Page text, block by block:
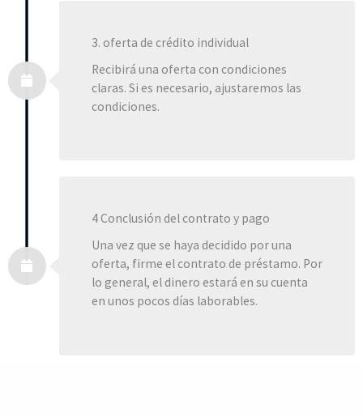
3. oferta de crédito individual
Recibirá una oferta con condiciones
claras. Si es necesario, ajustaremos las
condiciones.
4 Conclusión del contrato y pago
Una vez que se haya decidido por una
oferta, firme el contrato de préstamo. Por
lo general, el dinero estará en su cuenta
en unos pocos días laborables.